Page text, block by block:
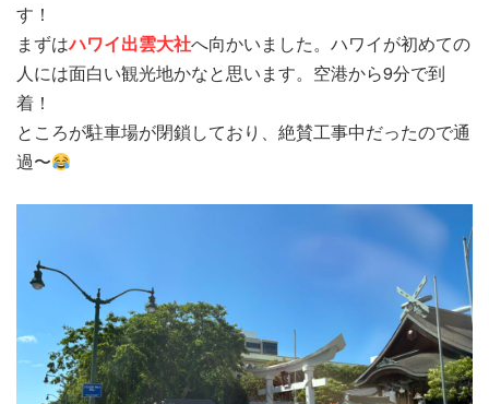
す！
まずはハワイ出雲大社へ向かいました。ハワイが初めての
人には面白い観光地かなと思います。空港から9分で到
着！
ところが駐車場が閉鎖しており、絶賛工事中だったので通
過〜